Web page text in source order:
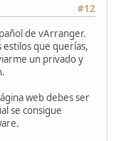
#12
de vArranger.
estilos que querías,
un privado y
web debes ser
se consigue